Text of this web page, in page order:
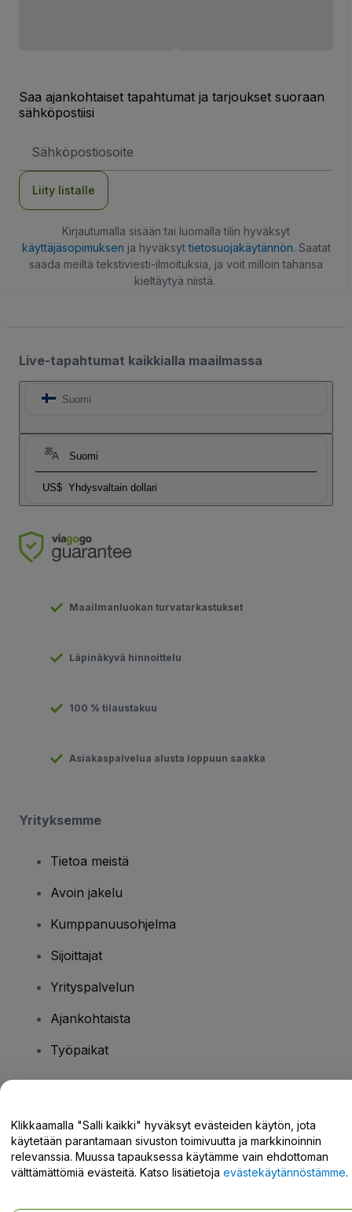
Saa ajankohtaiset tapahtumat ja tarjoukset suoraan
sähköpostiisi
Liity listalle
Kirjautumalla sisään tai luomalla tilin hyväksyt
käyttäjäsopimuksen ja hyväksyttietosuojakäytännön. Saatat
saada meiltä tekstiviesti-ilmoituksia, ja voit milloin tahansa
kieltäytyä niistä.
Live-tapahtumat kaikkialla maailmassa
Suomi
Suomi
US$ Yhdysvaltain dollari
Maailmanluokan turvatarkastukset
Läpinäkyvä hinnoittelu
100 % tilaustakuu
Asiakaspalvelua alusta loppuun saakka
Yrityksemme
Tietoa meistä
Avoin jakelu
Kumppanuusohjelma
Sijoittajat
Yrityspalvelun
Ajankohtaista
Työpaikat
Tukikeskus / Ota meihin yhteyttä
Klikkaamalla "Salli kaikki" hyväksyt evästeiden käytön, jota
käytetään parantamaan sivuston toimivuutta ja markkinoinnin
relevanssia. Muussa tapauksessa käytämme vain ehdottoman
välttämättömiä evästeitä. Katso lisätietoja evästekäytännöstämme.